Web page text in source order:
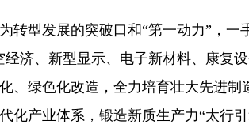
型发展的突破口和“第一动力”，一
济、新型显示、电子新材料、康复
、绿色化改造，全力培育壮大先进
化产业体系，锻造新质生产力“太行